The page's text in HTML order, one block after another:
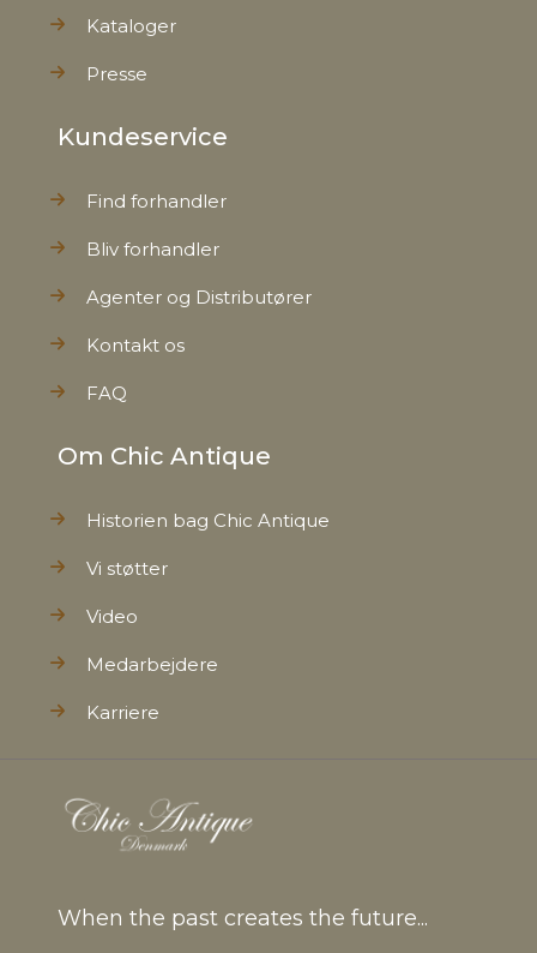
Kataloger
Presse
Kundeservice
Find forhandler
Bliv forhandler
Agenter og Distributører
Kontakt os
FAQ
Om Chic Antique
Historien bag Chic Antique
Vi støtter
Video
Medarbejdere
Karriere
When the past creates the future...